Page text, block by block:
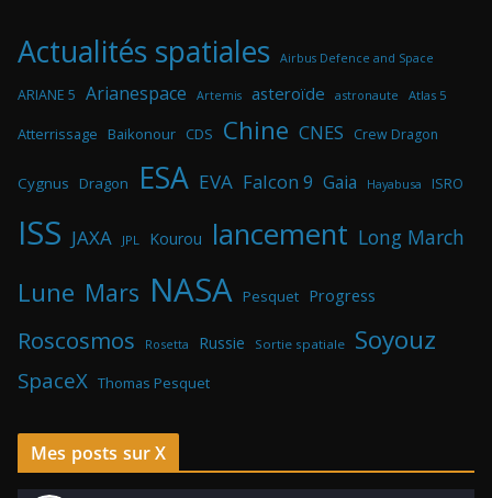
Actualités spatiales Airbus Defence and Space
ARIANE 5 Arianespace Artemis asteroïde astronaute Atlas 5
Atterrissage Baikonour CDS Chine CNES Crew Dragon
Cygnus Dragon ESA EVA Falcon 9 Gaia Hayabusa ISRO
ISS JAXA JPL Kourou lancement Long March
Lune Mars NASA Pesquet Progress
Roscosmos Rosetta Russie Sortie spatiale Soyouz
SpaceX Thomas Pesquet
Mes posts sur X